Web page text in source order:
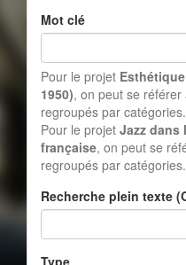
Mot clé
Pour le projet
1950), on peut se référer
regroupés par catégories.
Pour le projet Jazz dans
française, on peut se
regroupés par catégories.
Recherche plein texte
Type